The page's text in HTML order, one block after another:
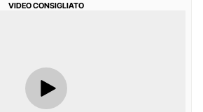
VIDEO CONSIGLIATO